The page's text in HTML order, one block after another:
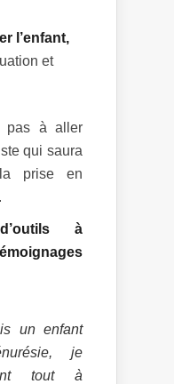
l’enfant,
et
pas à aller
qui saura
prise en
à
un enfant
je
tout à